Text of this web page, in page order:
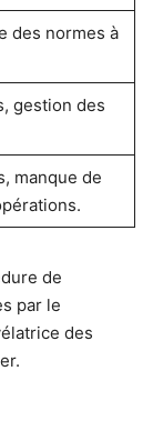
des normes à
gestion des
manque de